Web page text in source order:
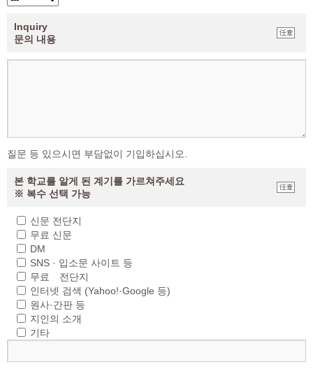
Inquiry
문의 내용
질문 등 있으시면 부담없이 기입하십시오.
본 학교를 알게 된 계기를 가르쳐주세요
※ 복수 선택 가능
신문 전단지
무료 신문
DM
SNS · 입소문 사이트 등
무료 전단지
인터넷 검색 (Yahoo!·Google 등)
원사·간판 등
지인의 소개
기타